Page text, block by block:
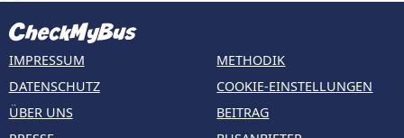
IMPRESSUM
DATENSCHUTZ
ÜBER UNS
METHODIK
COOKIE-EINSTELLUNGEN
BEITRAG